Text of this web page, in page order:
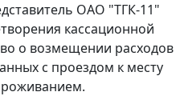
ОАО "ТГК-11"
кассационной
о возмещении расходов
с проездом к месту